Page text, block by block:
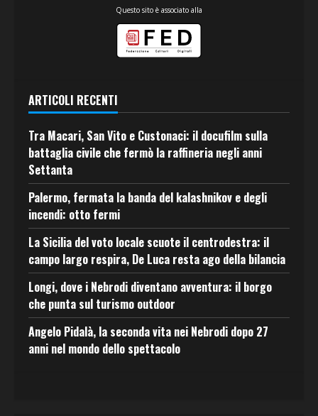
Questo sito è associato alla
ARTICOLI RECENTI
Tra Macari, San Vito e Custonaci: il docufilm sulla
battaglia civile che fermò la raffineria negli anni
Settanta
Palermo, fermata la banda del kalashnikov e degli
incendi: otto fermi
La Sicilia del voto locale scuote il centrodestra: il
campo largo respira, De Luca resta ago della bilancia
Longi, dove i Nebrodi diventano avventura: il borgo
che punta sul turismo outdoor
Angelo Pidalà, la seconda vita nei Nebrodi dopo 27
anni nel mondo dello spettacolo